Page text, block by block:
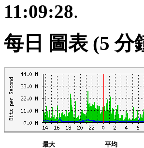
11:09:28.
每日 圖表 (5 分
最大 平均